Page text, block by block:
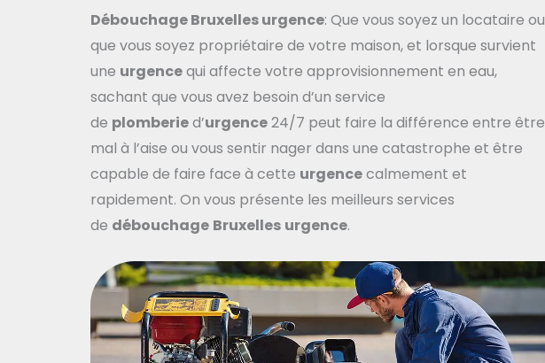
Débouchage Bruxelles urgence: Que vous soyez un locataire ou
que vous soyez propriétaire de votre maison, et lorsque survient
une urgencequi affecte votre approvisionnement en eau,
sachant que vous avez besoin d’un service
de plomberied’urgence24/7 peut faire la différence entre être
mal à l’aise ou vous sentir nager dans une catastrophe et être
capable de faire face à cette urgencecalmement et
rapidement. On vous présente les meilleurs services
de débouchage Bruxelles urgence.